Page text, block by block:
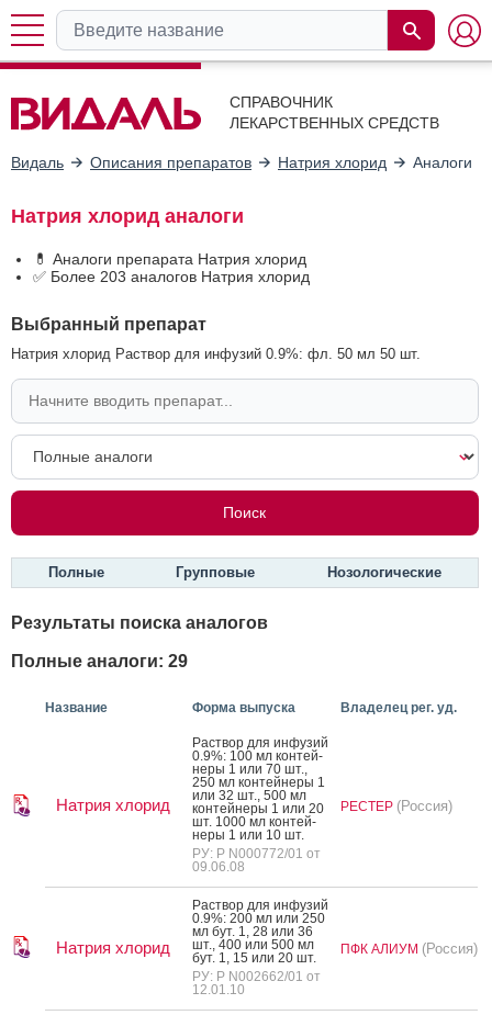
СПРАВОЧНИК
ЛЕКАРСТВЕННЫХ СРЕДСТВ
Видаль Описания препаратов Натрия хлорид Аналоги
Натрия хлорид аналоги
💊 Аналоги препарата Натрия хлорид
✅ Более 203 аналогов Натрия хлорид
Выбранный препарат
Натрия хлорид Раствор для инфузий 0.9%: фл. 50 мл 50 шт.
Полные Групповые Нозологические
Результаты поиска аналогов
Полные аналоги: 29
Название Форма выпуска Владелец рег. уд.
Натрия хлорид
Рас­твор для ин­фу­зий
0.9%: 100 мл кон­тей­
не­ры 1 или 70 шт.,
250 мл кон­тей­не­ры 1
или 32 шт., 500 мл
кон­тей­не­ры 1 или 20
шт. 1000 мл кон­тей­
не­ры 1 или 10 шт.
РУ: Р N000772/01 от
09.06.08
РЕСТЕР (Россия)
Натрия хлорид
Рас­твор для ин­фу­зий
0.9%: 200 мл или 250
мл бут. 1, 28 или 36
шт., 400 или 500 мл
бут. 1, 15 или 20 шт.
РУ: Р N002662/01 от
12.01.10
ПФК АЛИУМ (Россия)